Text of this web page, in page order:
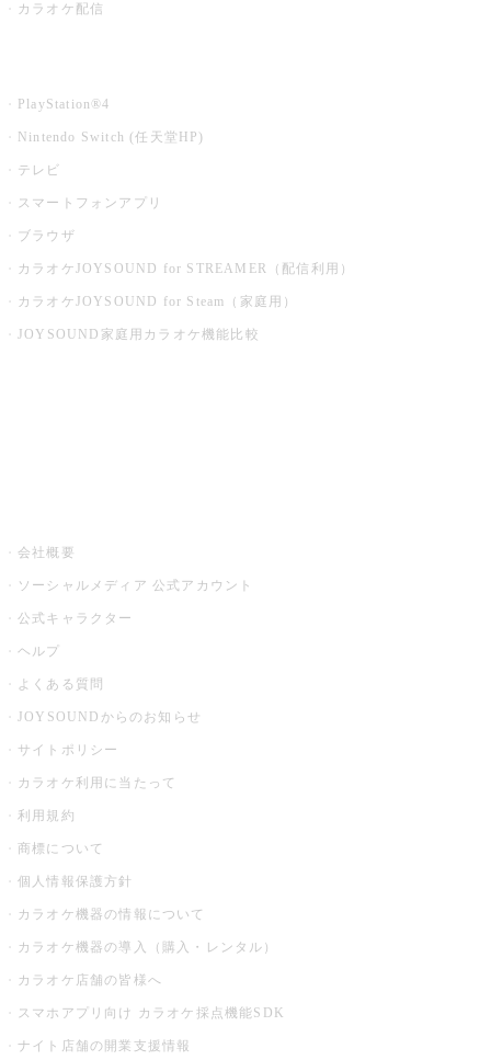
カラオケ配信
PlayStation®4
Nintendo Switch (任天堂HP)
テレビ
スマートフォンアプリ
ブラウザ
カラオケJOYSOUND for STREAMER（配信利用）
カラオケJOYSOUND for Steam（家庭用）
JOYSOUND家庭用カラオケ機能比較
会社概要
ソーシャルメディア 公式アカウント
公式キャラクター
ヘルプ
よくある質問
JOYSOUNDからのお知らせ
サイトポリシー
カラオケ利用に当たって
利用規約
商標について
個人情報保護方針
カラオケ機器の情報について
カラオケ機器の導入（購入・レンタル）
カラオケ店舗の皆様へ
スマホアプリ向け カラオケ採点機能SDK
ナイト店舗の開業支援情報